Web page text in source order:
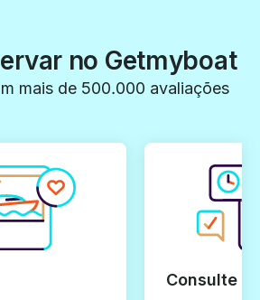
no Getmyboat
mais de 500.000 avaliações
Consulte e